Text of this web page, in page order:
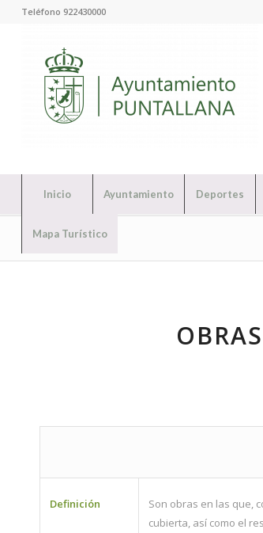
Teléfono 922430000
Inicio Ayuntamiento Deportes
Mapa Turístico
Definición
Son obras en las que,
cubierta, así como el